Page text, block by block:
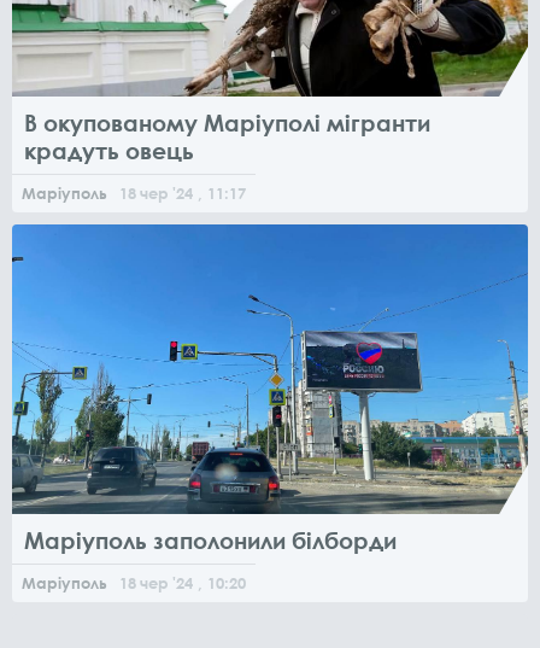
В окупованому Маріуполі мігранти
крадуть овець
Маріуполь 18чер '24 , 11:17
Маріуполь заполонили білборди
Маріуполь 18чер '24 , 10:20